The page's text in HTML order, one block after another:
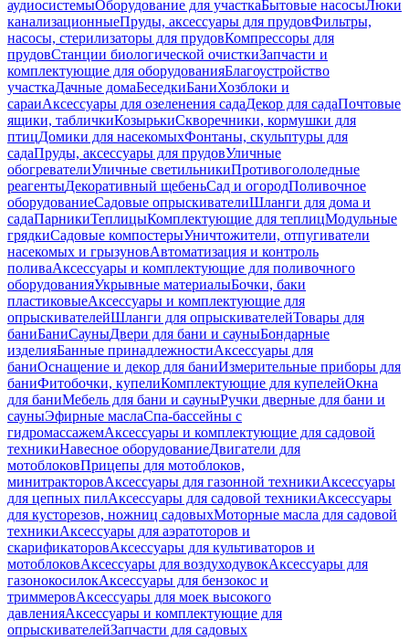
аудиосистемыОборудование для участкаБытовые насосыЛюки
канализационныеПруды, аксессуары для прудовФильтры,
насосы, стерилизаторы для прудовКомпрессоры для
прудовСтанции биологической очисткиЗапчасти и
комплектующие для оборудованияБлагоустройство
участкаДачные домаБеседкиБаниХозблоки и
сараиАксессуары для озеленения садаДекор для садаПочтовые
ящики, табличкиКозырькиСкворечники, кормушки для
птицДомики для насекомыхФонтаны, скульптуры для
садаПруды, аксессуары для прудовУличные
обогревателиУличные светильникиПротивогололедные
реагентыДекоративный щебеньСад и огородПоливочное
оборудованиеСадовые опрыскивателиШланги для дома и
садаПарникиТеплицыКомплектующие для теплицМодульные
грядкиСадовые компостерыУничтожители, отпугиватели
насекомых и грызуновАвтоматизация и контроль
поливаАксессуары и комплектующие для поливочного
оборудованияУкрывные материалыБочки, баки
пластиковыеАксессуары и комплектующие для
опрыскивателейШланги для опрыскивателейТовары для
баниБаниСауныДвери для бани и сауныБондарные
изделияБанные принадлежностиАксессуары для
баниОснащение и декор для баниИзмерительные приборы для
баниФитобочки, купелиКомплектующие для купелейОкна
для баниМебель для бани и сауныРучки дверные для бани и
сауныЭфирные маслаСпа-бассейны с
гидромассажемАксессуары и комплектующие для садовой
техникиНавесное оборудованиеДвигатели для
мотоблоковПрицепы для мотоблоков,
минитракторовАксессуары для газонной техникиАксессуары
для цепных пилАксессуары для садовой техникиАксессуары
для кусторезов, ножниц садовыхМоторные масла для садовой
техникиАксессуары для аэратоторов и
скарификаторовАксессуары для культиваторов и
мотоблоковАксессуары для воздуходувокАксессуары для
газонокосилокАксессуары для бензокос и
триммеровАксессуары для моек высокого
давленияАксессуары и комплектующие для
опрыскивателейЗапчасти для садовых